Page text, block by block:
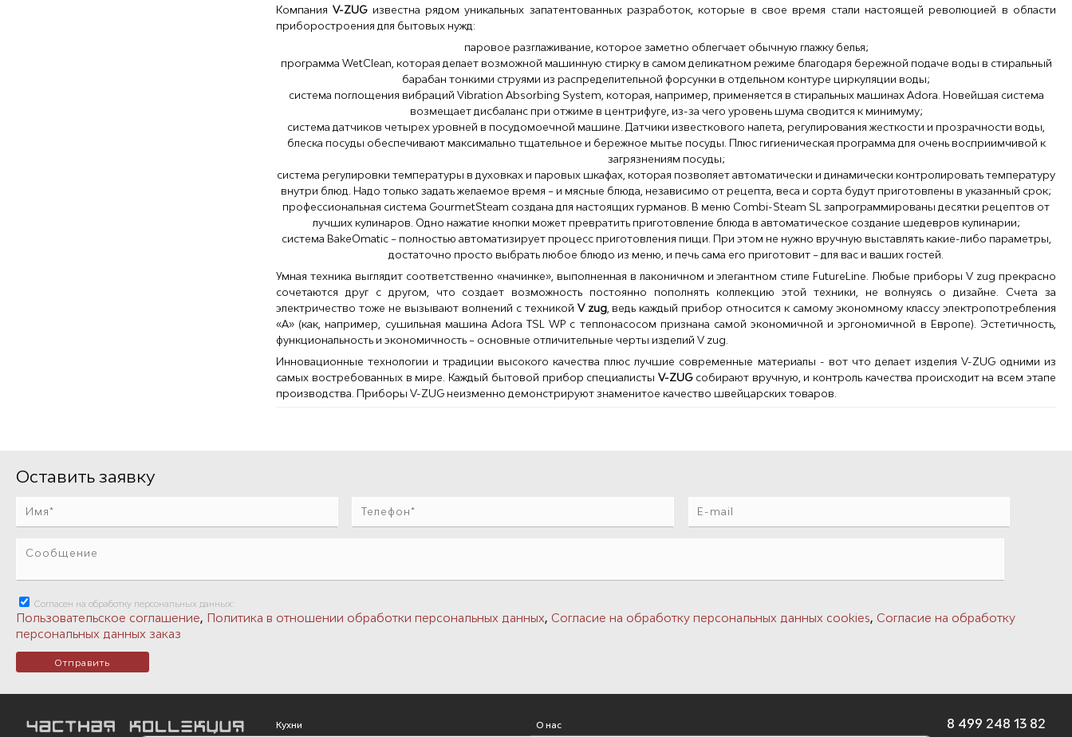
КомпанияV-ZUGизвестна рядом уникальных запатентованных разработок, которые в свое время стали настоящей революцией в области
приборостроения для бытовых нужд:
паровое разглаживание, которое заметно облегчает обычную глажку белья;
программа WetClean, которая делает возможной машинную стирку в самом деликатном режиме благодаря бережной подаче воды в стиральный
барабан тонкими струями из распределительной форсунки в отдельном контуре циркуляции воды;
система поглощения вибраций Vibration Absorbing System, которая, например, применяется в стиральных машинах Adora. Новейшая система
возмещает дисбаланс при отжиме в центрифуге, из-за чего уровень шума сводится к минимуму;
система датчиков четырех уровней в посудомоечной машине. Датчики известкового налета, регулирования жесткости и прозрачности воды,
блеска посуды обеспечивают максимально тщательное и бережное мытье посуды. Плюс гигиеническая программа для очень восприимчивой к
загрязнениям посуды;
система регулировки температуры в духовках и паровых шкафах, которая позволяет автоматически и динамически контролировать температуру
внутри блюд. Надо только задать желаемое время – и мясные блюда, независимо от рецепта, веса и сорта будут приготовлены в указанный срок;
профессиональная система GourmetSteam создана для настоящих гурманов. В меню Combi-Steam SL запрограммированы десятки рецептов от
лучших кулинаров. Одно нажатие кнопки может превратить приготовление блюда в автоматическое создание шедевров кулинарии;
система BakeOmatic – полностью автоматизирует процесс приготовления пищи. При этом не нужно вручную выставлять какие-либо параметры,
достаточно просто выбрать любое блюдо из меню, и печь сама его приготовит – для вас и ваших гостей.
Умная техника выглядит соответственно «начинке», выполненная в лаконичном и элегантном стиле FutureLine. Любые приборы V zug прекрасно
сочетаются друг с другом, что создает возможность постоянно пополнять коллекцию этой техники, не волнуясь о дизайне. Счета за
электричество тоже не вызывают волнений с техникой V zug, ведь каждый прибор относится к самому экономному классу электропотребления
«А» (как, например, сушильная машина Adora TSL WP с теплонасосом признана самой экономичной и эргономичной в Европе). Эстетичность,
функциональность и экономичность – основные отличительные черты изделий V zug.
Инновационные технологии и традиции высокого качества плюс лучшие современные материалы - вот что делает изделия V-ZUG одними из
самых востребованных в мире. Каждый бытовой прибор специалистыV-ZUGсобирают вручную, и контроль качества происходит на всем этапе
производства. Приборы V-ZUG неизменно демонстрируют знаменитое качество швейцарских товаров.
Оставить заявку
Согласен на обработку персональных данных:
Пользовательское соглашение, Политика в отношении обработки персональных данных, Согласие на обработку персональных данных cookies, Согласие на обработку
персональных данных заказ
Кухни
О нас
8 499 248 13 82